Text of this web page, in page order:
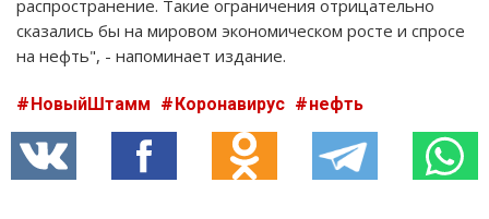
распространение. Такие ограничения отрицательно
сказались бы на мировом экономическом росте и спросе
на нефть", - напоминает издание.
НовыйШтамм Коронавирус нефть